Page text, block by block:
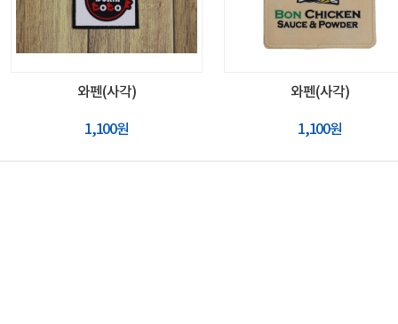
와펜(사각)
1,100원
와펜(사각)
1,100원